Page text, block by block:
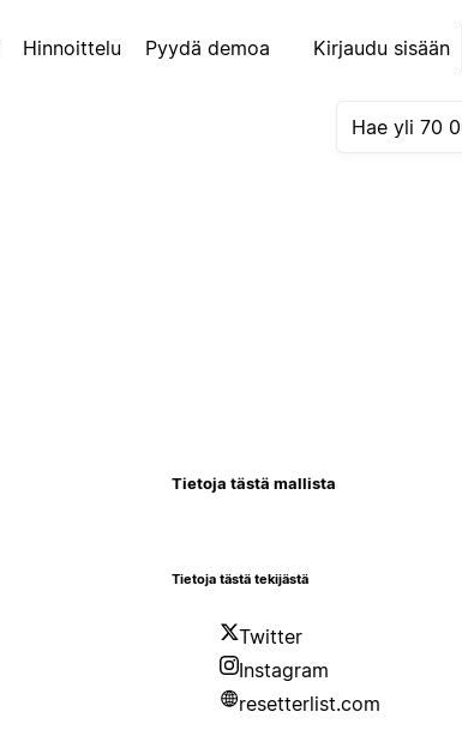
Hinnoittelu Pyydä demoa Kirjaudu sisään
Tietoja tästä mallista
Tietoja tästä tekijästä
Twitter
Instagram
resetterlist.com